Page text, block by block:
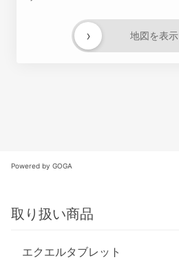
地図を表示
›
Powered by GOGA
取り扱い商品
エクエルタブレット